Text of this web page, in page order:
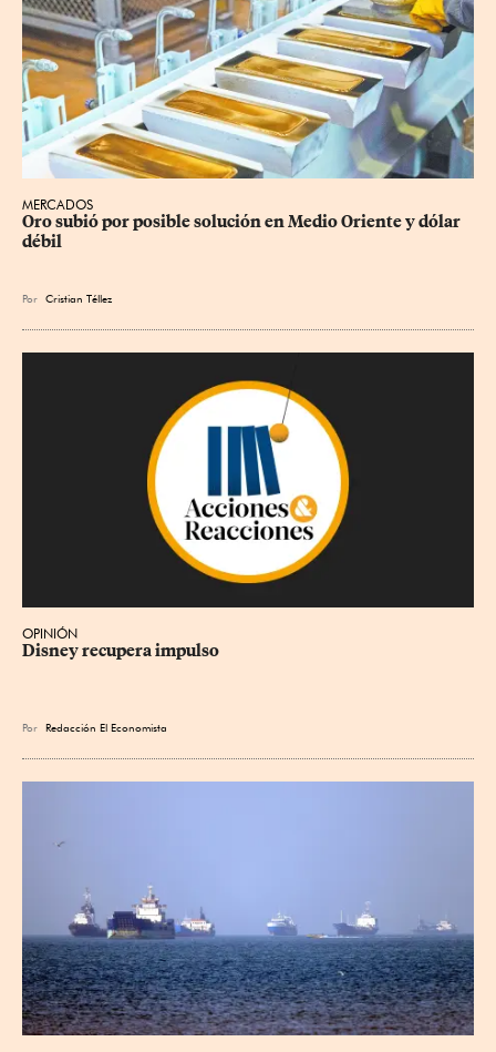
MERCADOS
Oro subió por posible solución en Medio Oriente y dólar
débil
Por Cristian Téllez
OPINIÓN
Disney recupera impulso
Por Redacción El Economista